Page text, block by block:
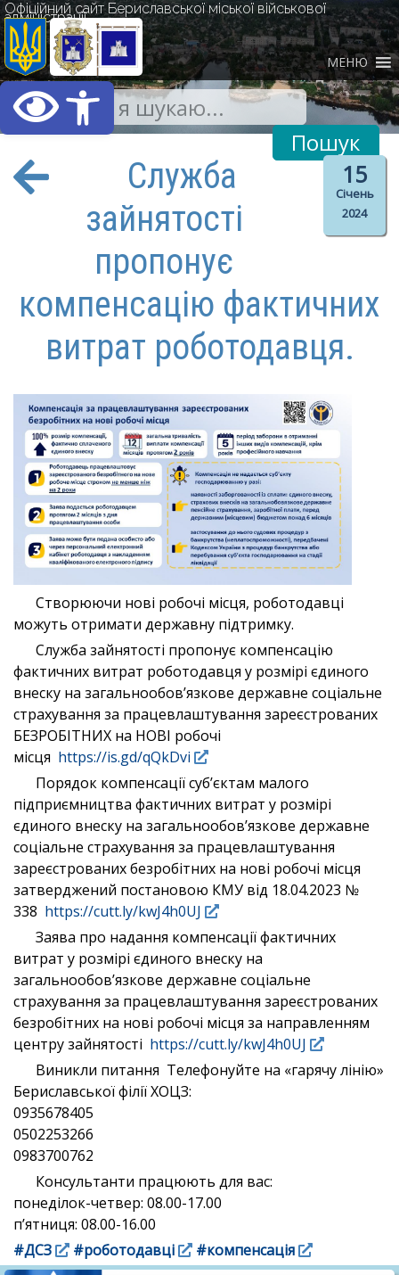
Відкрити Панель
Офіційний сайт Бериславської міської військової
адміністрації
МЕНЮ
15
Січень
2024
Служба
зайнятості
пропонує
компенсацію фактичних
витрат роботодавця.
Створюючи нові робочі місця, роботодавці
можуть отримати державну підтримку.
Служба зайнятості пропонує компенсацію
фактичних витрат роботодавця у розмірі єдиного
внеску на загальнообов’язкове державне соціальне
страхування за працевлаштування зареєстрованих
БЕЗРОБІТНИХ на НОВІ робочі
місця https://is.gd/qQkDvi
Порядок компенсації суб’єктам малого
підприємництва фактичних витрат у розмірі
єдиного внеску на загальнообов’язкове державне
соціальне страхування за працевлаштування
зареєстрованих безробітних на нові робочі місця
затверджений постановою КМУ від 18.04.2023 №
338 https://cutt.ly/kwJ4h0UJ
Заява про надання компенсації фактичних
витрат у розмірі єдиного внеску на
загальнообов’язкове державне соціальне
страхування за працевлаштування зареєстрованих
безробітних на нові робочі місця за направленням
центру зайнятості https://cutt.ly/kwJ4h0UJ
Виникли питання Телефонуйте на «гарячу лінію»
Бериславської філії ХОЦЗ:
0935678405
0502253266
0983700762
Консультанти працюють для вас:
понеділок-четвер: 08.00-17.00
п’ятниця: 08.00-16.00
#ДСЗ
#роботодавці #компенсація